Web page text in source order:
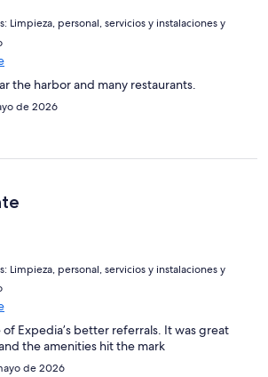
Limpieza, personal, servicios y instalaciones y
the harbor and many restaurants.
de 2026
Limpieza, personal, servicios y instalaciones y
Expedia’s better referrals. It was great
the amenities hit the mark
de 2026